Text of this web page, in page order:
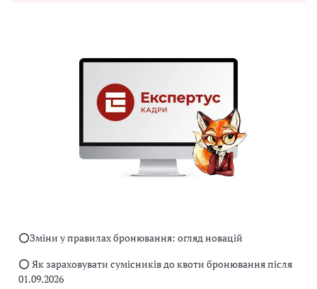
⭕️Зміни у правилах бронювання: огляд новацій
⭕️ Як зараховувати сумісників до квоти бронювання після
01.09.2026